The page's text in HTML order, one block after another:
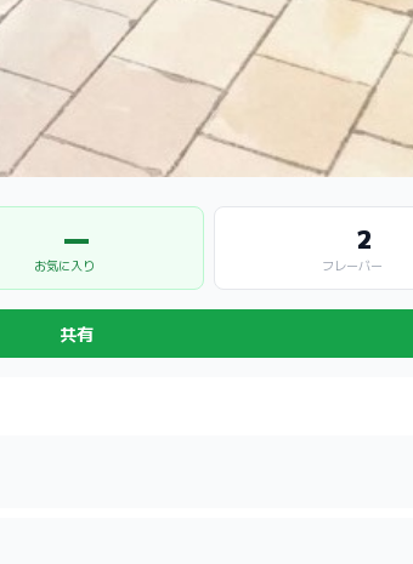
—
お気に入り
2
フレーバー
共有